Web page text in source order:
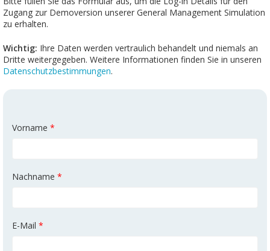
Zugang zur Demoversion unserer General Management Simulation
zu erhalten.
Wichtig: Ihre Daten werden vertraulich behandelt und niemals an
Dritte weitergegeben. Weitere Informationen finden Sie in unseren
Datenschutzbestimmungen.
Vorname *
Nachname *
E-Mail *